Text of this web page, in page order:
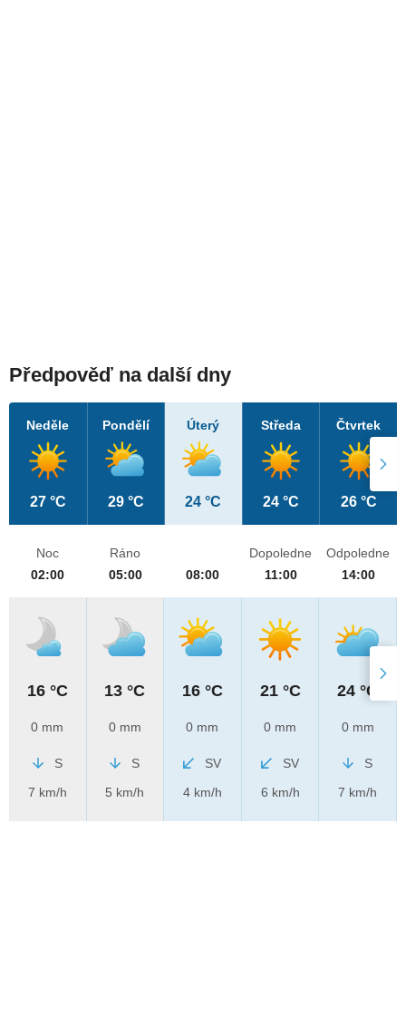
Předpověď na další dny
Neděle
27 °C
Pondělí
29 °C
Úterý
24 °C
Středa
24 °C
Čtvrtek
26 °C
Noc
02:00
16 °C
0 mm
S
7 km/h
Ráno
05:00
13 °C
0 mm
S
5 km/h
08:00
16 °C
0 mm
SV
4 km/h
Dopoledne
11:00
21 °C
0 mm
SV
6 km/h
Odpoledne
14:00
24 °C
0 mm
S
7 km/h